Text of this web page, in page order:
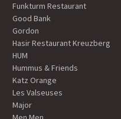
Funkturm Restaurant
Good Bank
Gordon
Hasir Restaurant Kreuzberg
HUM
Hummus & Friends
Katz Orange
Les Valseuses
Major